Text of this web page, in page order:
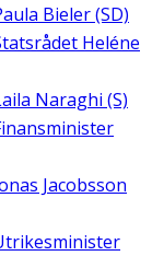
Bieler (SD)
Heléne
Naraghi (S)
Jacobsson